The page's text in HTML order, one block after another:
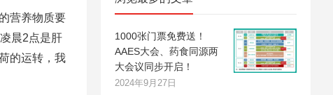
营养物质要
晨2点是肝
的运转，我
1000张门票免费送！
AAES大会、药食同源两
大会议同步开启！
2024年9月27日